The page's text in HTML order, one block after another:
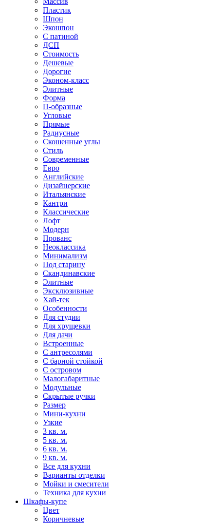
Пластик
Шпон
Экошпон
С патиной
ДСП
Стоимость
Дешевые
Дорогие
Эконом-класс
Элитные
Форма
П-образные
Угловые
Прямые
Радиусные
Скошенные углы
Стиль
Современные
Евро
Английские
Дизайнерские
Итальянские
Кантри
Классические
Лофт
Модерн
Прованс
Неоклассика
Минимализм
Под старину
Скандинавские
Элитные
Эксклюзивные
Хай-тек
Особенности
Для студии
Для хрущевки
Для дачи
Встроенные
С антресолями
С барной стойкой
С островом
Малогабаритные
Модульные
Скрытые ручки
Размер
Мини-кухни
Узкие
3 кв. м.
5 кв. м.
6 кв. м.
9 кв. м.
Все для кухни
Варианты отделки
Мойки и смесители
Техника для кухни
Шкафы-купе
Цвет
Коричневые